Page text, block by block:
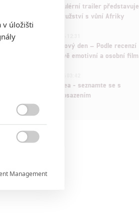
Děti krve a kostí: Regulérní trailer představuje
akční fantasy dobrodružství s vůní Afriky
1
Spider-Man: Zbrusu nový den – Podle recenzí
máme čekat překvapivě emotivní a osobní film
Velké preview: Odyssea - seznamte se s
maximálně nabitým obsazením
v úložišti

Management